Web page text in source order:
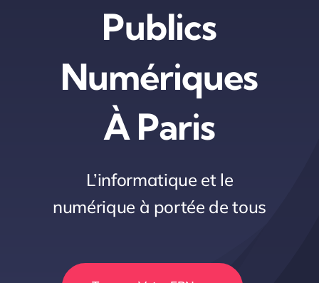
Publics
Numériques
À Paris
L’informatique et le
numérique à portée de tous